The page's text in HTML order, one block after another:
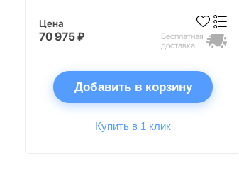
Цена
70 975 ₽
Бесплатная
доставка
Добавить в корзину
Купить в 1 клик